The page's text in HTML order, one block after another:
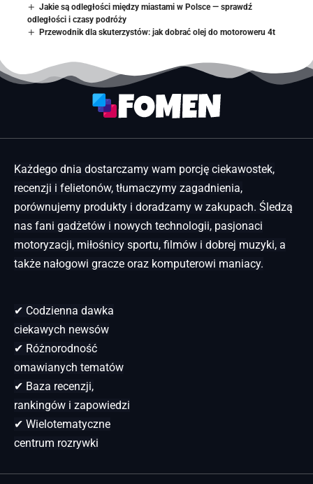
Jakie są odległości między miastami w Polsce — sprawdź
odległości i czasy podróży
Przewodnik dla skuterzystów: jak dobrać olej do motoroweru 4t
Każdego dnia dostarczamy wam porcję ciekawostek,
recenzji i felietonów, tłumaczymy zagadnienia,
porównujemy produkty i doradzamy w zakupach. Śledzą
nas fani gadżetów i nowych technologii, pasjonaci
motoryzacji, miłośnicy sportu, filmów i dobrej muzyki, a
także nałogowi gracze oraz komputerowi maniacy.
✔ Codzienna dawka
ciekawych newsów
✔ Różnorodność
omawianych tematów
✔ Baza recenzji,
rankingów i zapowiedzi
✔ Wielotematyczne
centrum rozrywki